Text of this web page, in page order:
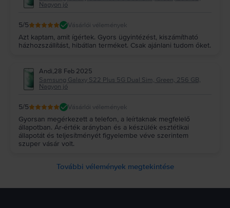
Nagyon jó
5/5 Vásárlói vélemények
Azt kaptam, amit ígértek. Gyors ügyintézést, kiszámítható
házhozszállítást, hibátlan terméket. Csak ajánlani tudom őket.
Andi,28 Feb 2025
Samsung Galaxy S22 Plus 5G Dual Sim, Green, 256 GB,
Nagyon jó
5/5 Vásárlói vélemények
Gyorsan megérkezett a telefon, a leírtaknak megfelelő
állapotban. Ár-érték arányban és a készülék esztétikai
állapotát és teljesítményét figyelembe véve szerintem
szuper vásár volt.
További vélemények megtekintése